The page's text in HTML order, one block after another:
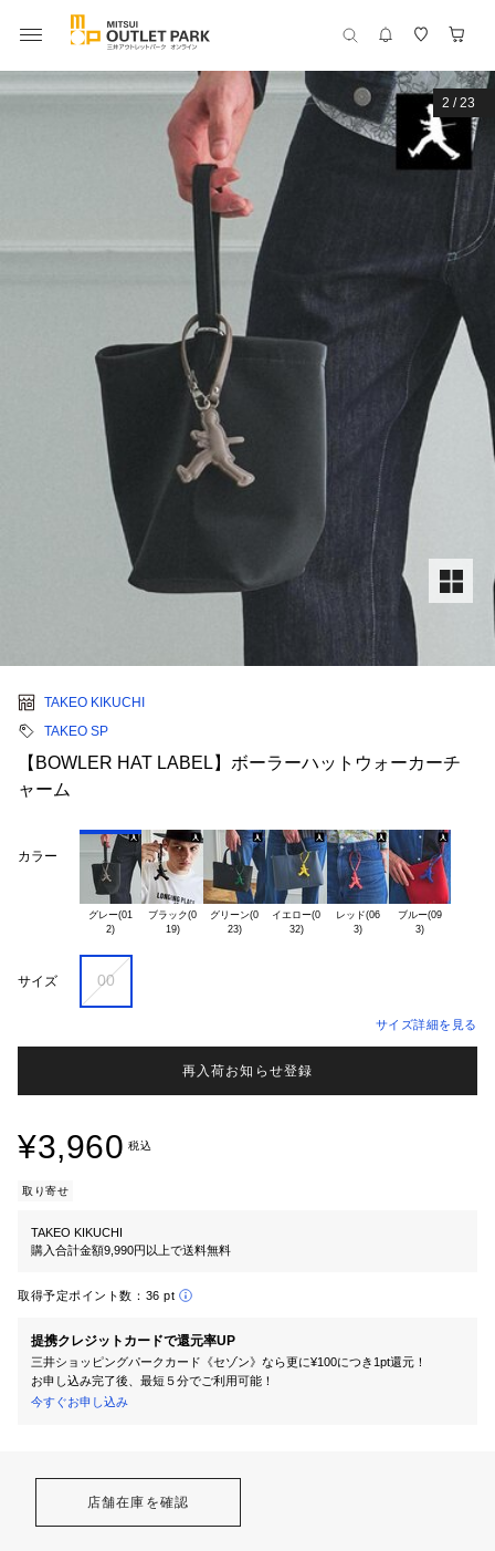
2 /23
TAKEO KIKUCHI
TAKEO SP
【BOWLER HAT LABEL】ボーラーハットウォーカーチ
ャーム
カラー
グレー(01
ブラック(0
19)
グリーン(0
23)
イエロー(0
32)
レッド(06
ブルー(09
サイズ 00
サイズ詳細を見る
再入荷お知らせ登録
¥3,960 税込
取り寄せ
TAKEO KIKUCHI
購入合計金額9,990円以上で送料無料
取得予定ポイント数： 36 pt
提携クレジットカードで還元率UP
三井ショッピングパークカード《セゾン》なら更に¥100につき1pt還元！
お申し込み完了後、最短５分でご利用可能！
今すぐお申し込み
店舗在庫を確認